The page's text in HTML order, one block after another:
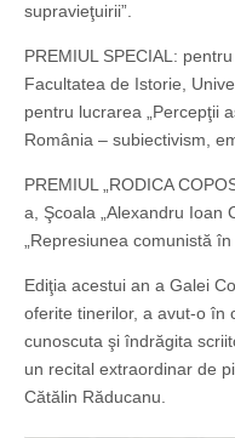
supravieţuirii”.
PREMIUL SPECIAL:
Facultatea de Istorie,
pentru lucrarea „Percepţii
România – subiectivism,
PREMIUL „RODICA
a, Şcoala „Alexandru Ioan
„Represiunea comunistă
Ediţia acestui an a Galei
oferite tinerilor, a avut-o în
cunoscuta şi îndrăgita
un recital extraordinar de
Cătălin Răducanu.